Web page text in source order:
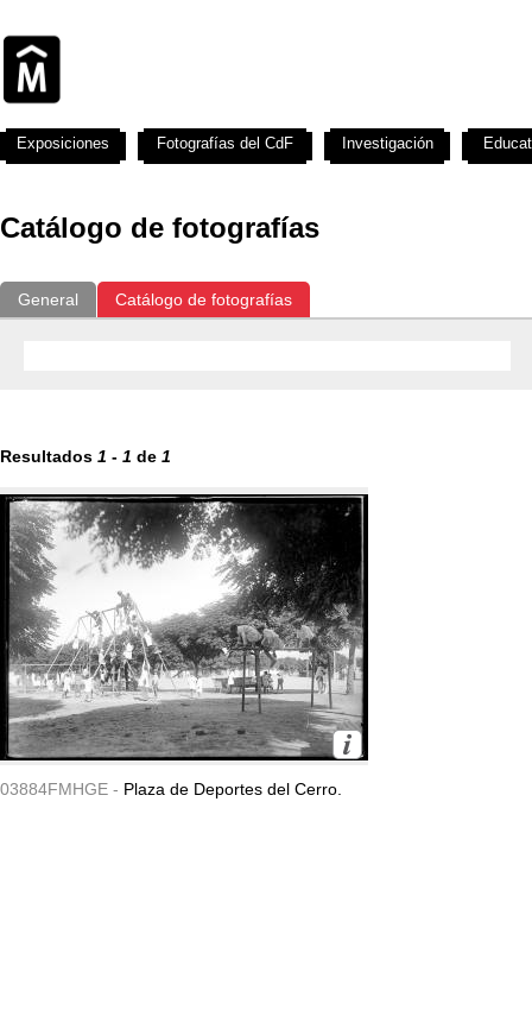
Catálogo de fotografías
General Catálogo de fotografías
Resultados 1 - 1 de 1
03884FMHGE - Plaza de Deportes del Cerro.
Exposiciones Fotografías del CdF Investigación